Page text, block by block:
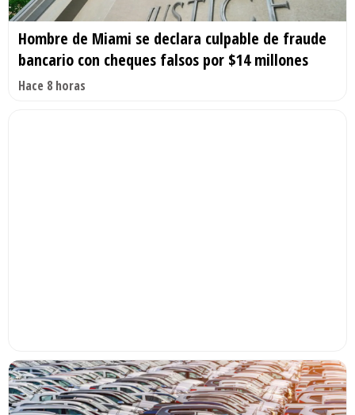
Hombre de Miami se declara culpable de fraude
bancario con cheques falsos por $14 millones
Hace 8 horas